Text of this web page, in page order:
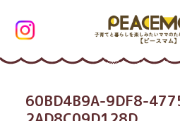
60BD4B9A-9DF8-